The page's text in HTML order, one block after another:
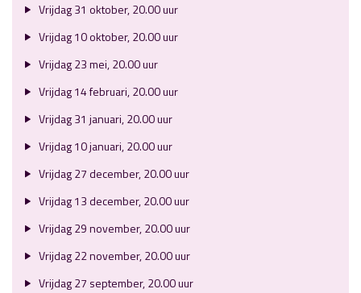
Vrijdag 31 oktober, 20.00 uur
Vrijdag 10 oktober, 20.00 uur
Vrijdag 23 mei, 20.00 uur
Vrijdag 14 februari, 20.00 uur
Vrijdag 31 januari, 20.00 uur
Vrijdag 10 januari, 20.00 uur
Vrijdag 27 december, 20.00 uur
Vrijdag 13 december, 20.00 uur
Vrijdag 29 november, 20.00 uur
Vrijdag 22 november, 20.00 uur
Vrijdag 27 september, 20.00 uur